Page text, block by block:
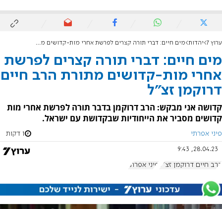
ערוץ 7 יהדות מים חיים: דברי תורה קצרים לפרשת אחרי מות-קדושים מתורת הרב חיים דרוקמן זצ"ל
מים חיים: דברי תורה קצרים לפרשת
אחרי מות-קדושים מתורת הרב חיים
דרוקמן זצ"ל
קדושה אני מבקש: הרב דרוקמן בדבר תורה לפרשת אחרי מות
קדושים מסביר את הייחודיות שבקדושת עם ישראל.
פיני אפרתי 1 דקות
28.04.23, 9:43
הרב חיים דרוקמן זצ"ל פיני אפרתי